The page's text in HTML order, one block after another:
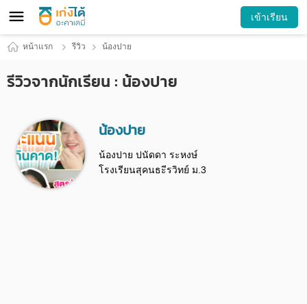
เข้าเรียน
หน้าแรก รีวิว น้องปาย
รีวิวจากนักเรียน : น้องปาย
น้องปาย
น้องปาย ปนัดดา ระหงษ์
โรงเรียนสุคนธะีรวิทย์ ม.3